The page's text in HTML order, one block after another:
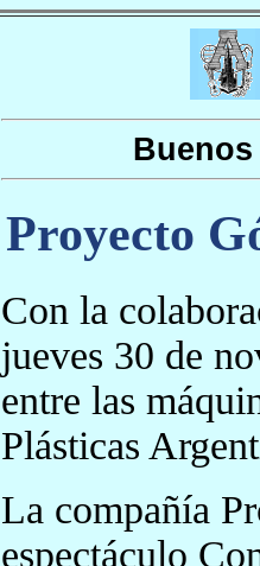
Buenos
Proyecto
Con la
jueves 30 de
entre las
Plásticas
La compañía
espectáculo